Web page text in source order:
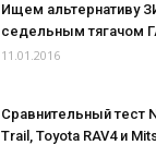
Ищем альтернативу
седельным тягачом
11.01.2016
Сравнительный тест
Trail, Toyota RAV4 и